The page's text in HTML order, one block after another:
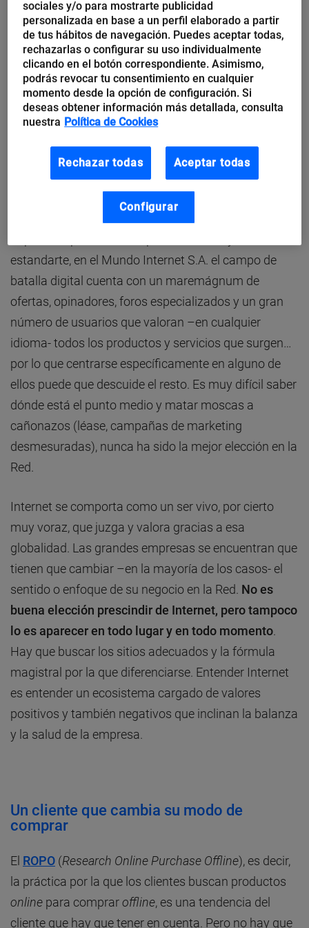
Aquí es cuando llega el matiz de transformación y
réplica.Las empresas deben tender a ser
multidisciplinares, con entornos laborales donde no
existen jefes, sino impulsores. Empresas que pueden
contar con miembros sin ubicación fija, pero con un
amplio bagaje social y un perfil comunicativo o
de las empresas va a generar nuevos puestos de
trabajo y oportunidades para todos.
Al igual que en el Mundo Real S.A. la empresa debe
estandarte, en el Mundo Internet S.A. el campo de
batalla digital cuenta con un maremágnum de
ofertas, opinadores, foros especializados y un gran
número de usuarios que valoran –en cualquier
idioma- todos los productos y servicios que surgen…
por lo que centrarse específicamente en alguno de
ellos puede que descuide el resto. Es muy difícil saber
dónde está el punto medio y matar moscas a
cañonazos (léase, campañas de marketing
desmesuradas), nunca ha sido la mejor elección en la
Red.
Internet se comporta como un ser vivo, por cierto
muy voraz, que juzga y valora gracias a esa
globalidad. Las grandes empresas se encuentran que
tienen que cambiar –en la mayoría de los casos- el
sentido o enfoque de su negocio en la Red. No es
buena elección prescindir de Internet, pero tampoco
lo es aparecer en todo lugar y en todo momento
Hay que buscar los sitios adecuados y la fórmula
magistral por la que diferenciarse. Entender Internet
es entender un ecosistema cargado de valores
positivos y también negativos que inclinan la balanza
y la salud de la empresa.
Un cliente que cambia su modo de
comprar
El ROPO (Research Online Purchase Offline), es decir,
la práctica por la que los clientes buscan productos
online para compraroffline, es una tendencia del
cliente que hay que tener en cuenta. Pero no hay que
sociales y/o para mostrarte publicidad
personalizada en base a un perfil elaborado a partir
de tus hábitos de navegación. Puedes aceptar todas,
rechazarlas o configurar su uso individualmente
clicando en el botón correspondiente. Asimismo,
podrás revocar tu consentimiento en cualquier
momento desde la opción de configuración. Si
deseas obtener información más detallada, consulta
nuestra Política de Cookies
Rechazar todas Aceptar todas
Configurar